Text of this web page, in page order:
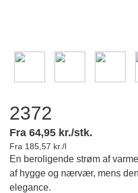
2372
Fra 64,95 kr./stk.
Fra 185,57 kr./l
En beroligende strøm af
af hygge og nærvær, mens
elegance.